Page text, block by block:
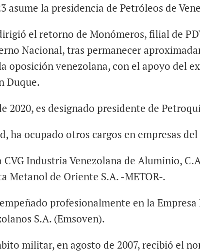
asume la presidencia de Petróleos de
el retorno de Monómeros, filial de
Nacional, tras permanecer
oposición venezolana, con el apoyo del
Duque.
2020, es designado presidente de
ha ocupado otros cargos en empresas
CVG Industria Venezolana de Aluminio,
Metanol de Oriente S.A. -METOR-.
profesionalmente en la
S.A. (Emsoven).
militar, en agosto de 2007, recibió el